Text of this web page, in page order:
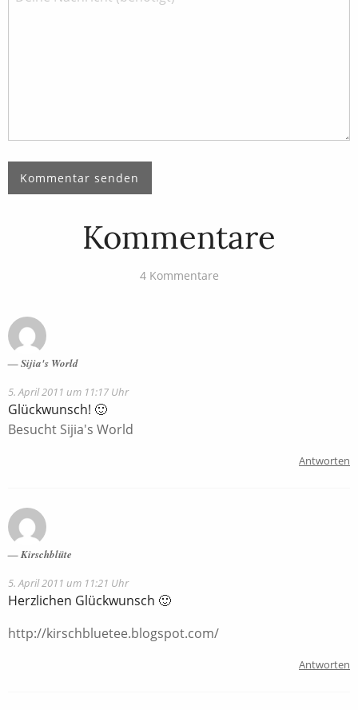
Kommentare
4 Kommentare
Sijia's World
5. April 2011 um 11:17 Uhr
Glückwunsch! 🙂
Besucht Sijia's World
Antworten
Kirschblüte
5. April 2011 um 11:21 Uhr
Herzlichen Glückwunsch 🙂
http://kirschbluetee.blogspot.com/
Antworten